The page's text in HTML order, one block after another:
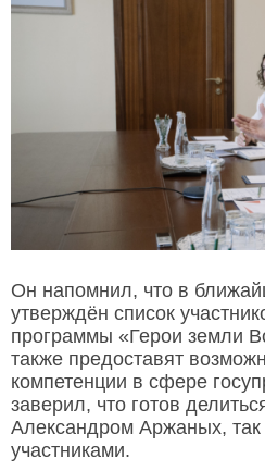
Он напомнил, что в
утверждён список
программы «Герои земли
также предоставят
компетенции в сфере
заверил, что готов
Александром Аржаных, так
участниками.